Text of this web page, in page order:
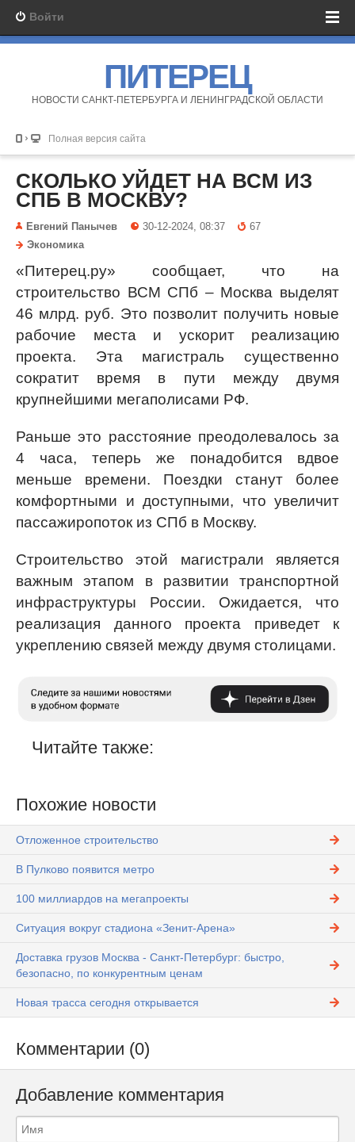
Войти
ПИТЕРЕЦ
НОВОСТИ САНКТ-ПЕТЕРБУРГА И ЛЕНИНГРАДСКОЙ ОБЛАСТИ
Полная версия сайта
СКОЛЬКО УЙДЕТ НА ВСМ ИЗ
СПБ В МОСКВУ?
Евгений Панычев 30-12-2024, 08:37
67
Экономика
«Питерец.ру» сообщает, что на
строительство ВСМ СПб – Москва выделят
46 млрд. руб. Это позволит получить новые
рабочие места и ускорит реализацию
проекта. Эта магистраль существенно
сократит время в пути между двумя
крупнейшими мегаполисами РФ.
Раньше это расстояние преодолевалось за
4 часа, теперь же понадобится вдвое
меньше времени. Поездки станут более
комфортными и доступными, что увеличит
пассажиропоток из СПб в Москву.
Строительство этой магистрали является
важным этапом в развитии транспортной
инфраструктуры России. Ожидается, что
реализация данного проекта приведет к
укреплению связей между двумя столицами.
Читайте также:
Похожие новости
Отложенное строительство
В Пулково появится метро
100 миллиардов на мегапроекты
Ситуация вокруг стадиона «Зенит-Арена»
Доставка грузов Москва - Санкт-Петербург: быстро,
безопасно, по конкурентным ценам
Новая трасса сегодня открывается
Комментарии (0)
Добавление комментария